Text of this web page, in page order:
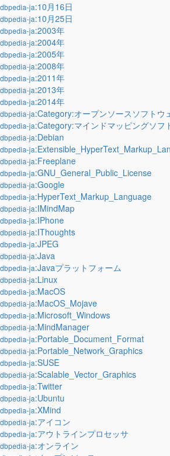
dbpedia-ja:10月16日
dbpedia-ja:10月25日
dbpedia-ja:2003年
dbpedia-ja:2004年
dbpedia-ja:2005年
dbpedia-ja:2008年
dbpedia-ja:2011年
dbpedia-ja:2013年
dbpedia-ja:2014年
dbpedia-ja:Category:オープンソースソフトウ
dbpedia-ja:Category:マインドマッピングソフ
dbpedia-ja:Debian
dbpedia-ja
dbpedia-ja:Freeplane
dbpedia-ja:GNU_General_Public_License
dbpedia-ja:Google
dbpedia-ja:HyperText_Markup_Language
dbpedia-ja:IMindMap
dbpedia-ja:IPhone
dbpedia-ja:IThoughts
dbpedia-ja:JPEG
dbpedia-ja:Java
dbpedia-ja:Javaプラットフォーム
dbpedia-ja:Linux
dbpedia-ja:MacOS
dbpedia-ja:MacOS_Mojave
dbpedia-ja:Microsoft_Windows
dbpedia-ja:MindManager
dbpedia-ja:Portable_Document_Format
dbpedia-ja:Portable_Network_Graphics
dbpedia-ja:SUSE
dbpedia-ja:Scalable_Vector_Graphics
dbpedia-ja:Twitter
dbpedia-ja:Ubuntu
dbpedia-ja:XMind
dbpedia-ja:アイコン
dbpedia-ja:アウトラインプロセッサ
dbpedia-ja:オンライン